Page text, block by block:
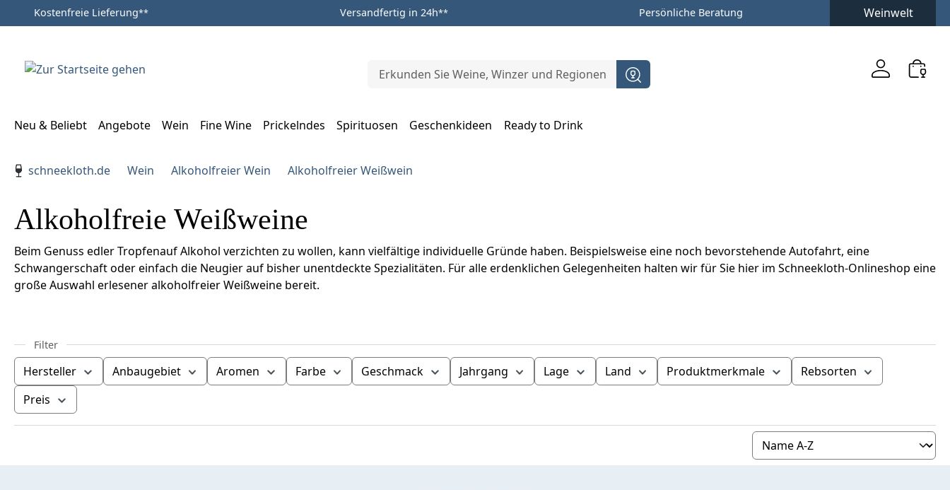
Zum Hauptinhalt springen
Zur Hauptnavigation springen
Kostenfreie Lieferung** Versandfertig in 24h** Persönliche Beratung Weinwelt
Neu & Beliebt Angebote Wein Fine Wine Prickelndes Spirituosen Geschenkideen
Ready to Drink
schneekloth.de
Wein Alkoholfreier Wein Alkoholfreier Weißwein
Alkoholfreie Weißweine
Beim Genuss edler Tropfenauf Alkohol verzichten zu wollen, kann vielfältige individuelle Gründe haben. Beispielsweise eine noch bevorstehende Autofahrt, eine
Schwangerschaft oder einfach die Neugier auf bisher unentdeckte Spezialitäten. Für alle erdenklichen Gelegenheiten halten wir für Sie hier im Schneekloth-Onlineshop eine
große Auswahl erlesener alkoholfreier Weißweine bereit.
Hersteller Anbaugebiet Aromen Farbe Geschmack Jahrgang Lage Land Produktmerkmale
Rebsorten
Preis